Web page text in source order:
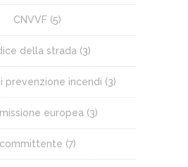
CNVVF (5)
della strada(3)
prevenzione incendi (3)
europea (3)
committente (7)